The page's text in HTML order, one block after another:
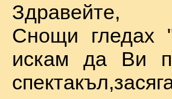
Здравейте,
Снощи гледах
искам да Ви